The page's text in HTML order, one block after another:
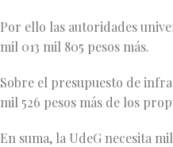
Por ello las autoridades
mil 013 mil 805 pesos más.
Sobre el presupuesto de
mil 526 pesos más de los
En suma, la UdeG necesita